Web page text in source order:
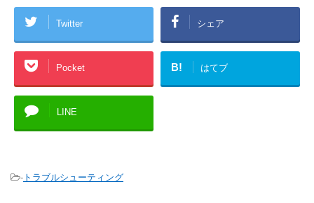
Twitter シェア
Pocket B! はてブ
LINE
- トラブルシューティング